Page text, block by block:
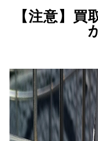
【注意】